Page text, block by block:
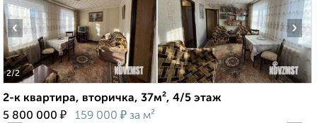
2/2
‹ ›
2-к квартира, вторичка, 37м², 4/5 этаж
5 800 000 ₽ 159 000 ₽ за м²